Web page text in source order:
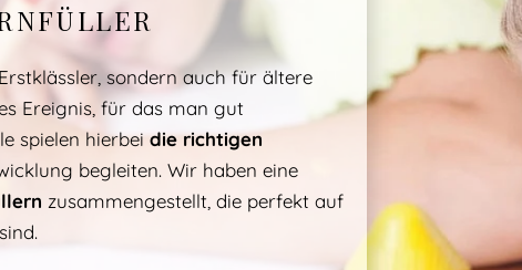
sondern auch für ältere
Ereignis, für das man gut
spielen hierbeidie richtigen
begleiten. Wir haben eine
zusammengestellt, die perfekt auf